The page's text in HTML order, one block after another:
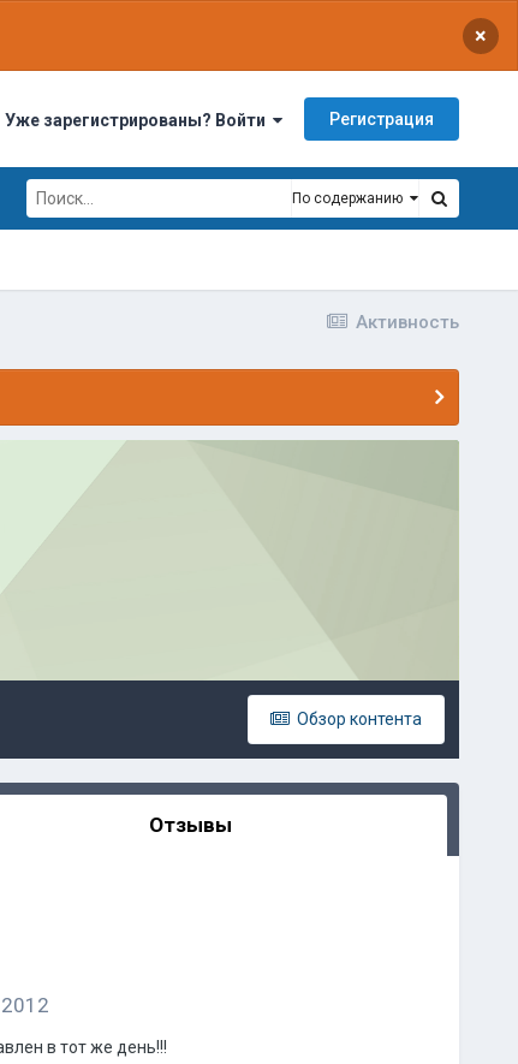
×
Уже зарегистрированы? Войти Регистрация
По содержанию
Активность
Обзор контента
Отзывы
в тот же день!!!